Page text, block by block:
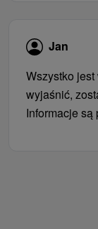
Jan
Wszystko jest
wyjaśnić,
Informacje są